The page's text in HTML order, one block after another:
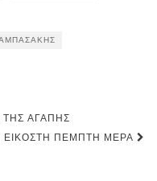
ΤΗΣ ΑΓΆΠΗΣ
ΕΙΚΟΣΤΉ ΠΈΜΠΤΗ ΜΈΡΑ